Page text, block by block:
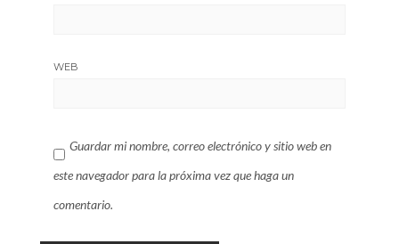
WEB
Guardar mi nombre, correo electrónico y sitio web en
este navegador para la próxima vez que haga un
comentario.